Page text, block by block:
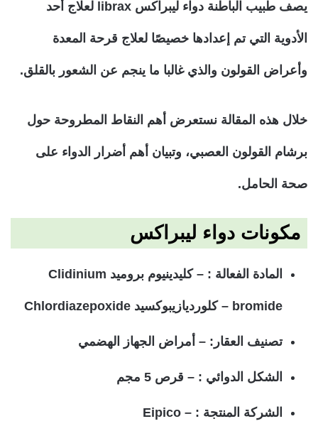
يصف طبيب الباطنة دواء ليبراكس librax لعلاج أحد
الأدوية التي تم إعدادها خصيصًا لعلاج قرحة المعدة
وأعراض القولون والذي غالبا ما ينجم عن الشعور بالقلق.
خلال هذه المقالة نستعرض أهم النقاط المطروحة حول
برشام القولون العصبي، وتبيان أهم أضرار الدواء على
صحة الحامل.
مكونات دواء ليبراكس
المادة الفعالة : – كليدينيوم بروميد Clidinium
bromide – كلورديازيبوكسيد Chlordiazepoxide
تصنيف العقار: – أمراض الجهاز الهضمي
الشكل الدوائي : – قرص 5 مجم
الشركة المنتجة : – Eipico